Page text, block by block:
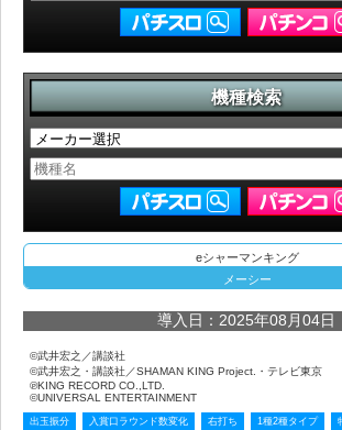
機種検索
eシャーマンキング
メーシー
導入日：2025年08月04日
©武井宏之／講談社
©武井宏之・講談社／SHAMAN KING Project.・テレビ東京
℗KING RECORD CO.,LTD.
©UNIVERSAL ENTERTAINMENT
出玉振分 入賞口ラウンド数変化 右打ち 1種2種タイプ